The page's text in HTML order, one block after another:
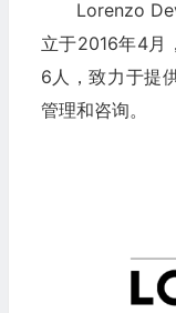
Lorenzo
立于2016年4月，
6人，致力于提
管理和咨询。